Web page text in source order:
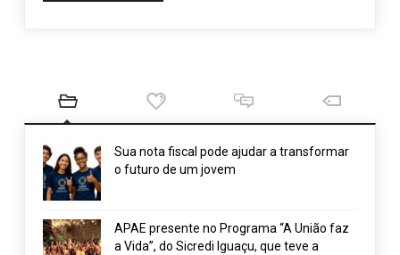
Sua nota fiscal pode ajudar a transformar
o futuro de um jovem
APAE presente no Programa “A União faz
a Vida”, do Sicredi Iguaçu, que teve a